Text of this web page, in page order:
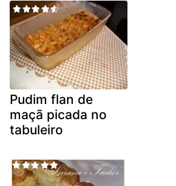
Pudim flan de
maçã picada no
tabuleiro